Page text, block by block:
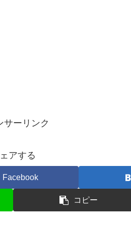
サーリンク
アする
Facebook
コピー